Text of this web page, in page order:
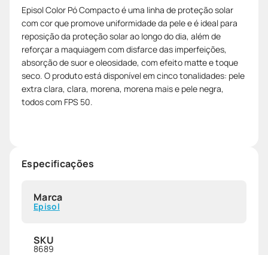
Episol Color Pó Compacto é uma linha de proteção solar
com cor que promove uniformidade da pele e é ideal para
reposição da proteção solar ao longo do dia, além de
reforçar a maquiagem com disfarce das imperfeições,
absorção de suor e oleosidade, com efeito matte e toque
seco. O produto está disponível em cinco tonalidades: pele
extra clara, clara, morena, morena mais e pele negra,
todos com FPS 50.
Especificações
Marca
Episol
SKU
8689